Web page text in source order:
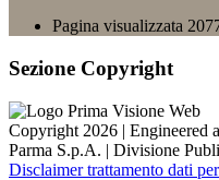
Pagina visualizzata
Sezione Copyright
Copyright 2026 | Engineered
Parma S.p.A. | Divisione
Disclaimer trattamento dati